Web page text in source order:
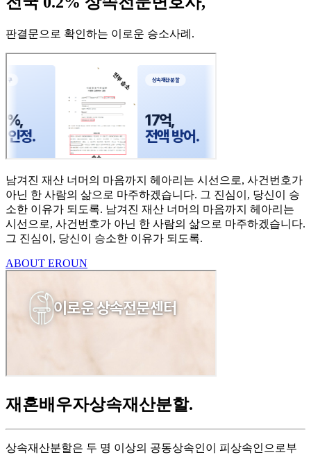
판결문으로 확인하는 이로운 승소사례 .
남겨진 재산 너머의 마음까지 헤아리는 시선으로, 사건번호가
아닌 한 사람의 삶으로 마주하겠습니다. 그 진심이, 당신이 승
소한 이유가 되도록. 남겨진 재산 너머의 마음까지 헤아리는
시선으로, 사건번호가 아닌 한 사람의 삶으로 마주하겠습니다.
그 진심이, 당신이 승소한 이유가 되도록.
ABOUT EROUN
재혼배우자상속재산분할.
상속재산분할은 두 명 이상의 공동상속인이 피상속인으로부